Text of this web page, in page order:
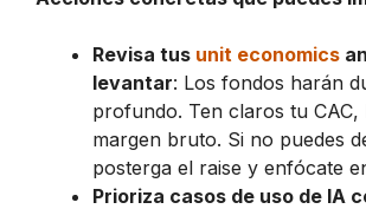
Revisa tus unit economics
levantar: Los fondos harán
profundo. Ten claros tu CAC,
margen bruto. Si no puedes
posterga el raise y enfócate
Prioriza casos de uso de IA